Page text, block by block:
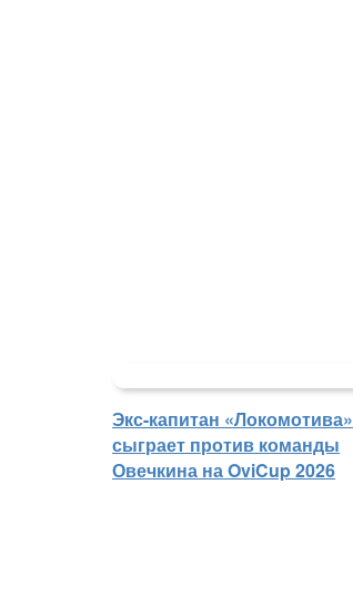
Экс-капитан «Локомотива»
сыграет против команды
Овечкина на OviCup 2026